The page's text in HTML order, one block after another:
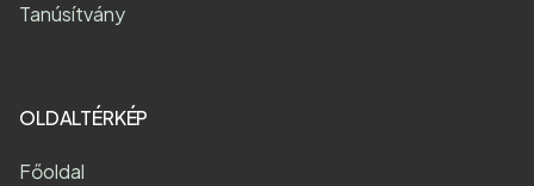
Tanúsítvány
OLDALTÉRKÉP
Főoldal